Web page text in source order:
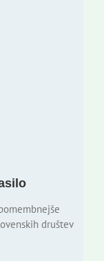
društev